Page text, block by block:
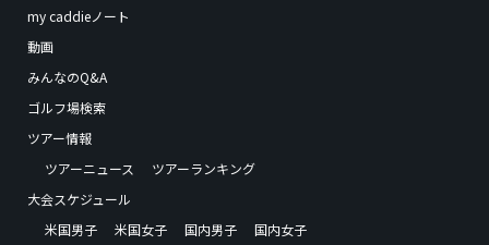
my caddieノート
動画
みんなのQ&A
ゴルフ場検索
ツアー情報
ツアーニュース
ツアーランキング
大会スケジュール
米国男子
米国女子 国内男子
国内女子